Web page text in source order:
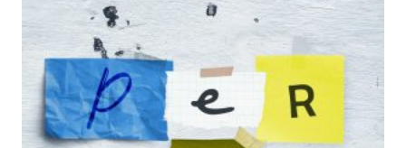
Conduttori
Repliche
Podcast
3xTe